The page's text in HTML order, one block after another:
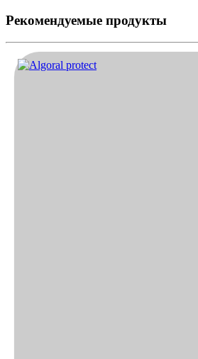
Рекомендуемые продукты